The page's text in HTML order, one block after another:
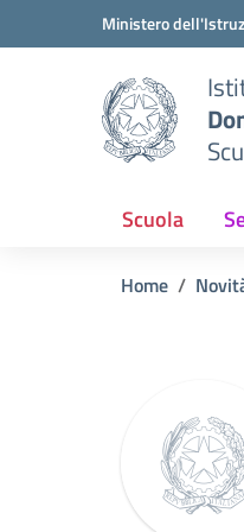
Vai ai contenuti
Vai al menu di navigazione
Ministero
Scuola
Home